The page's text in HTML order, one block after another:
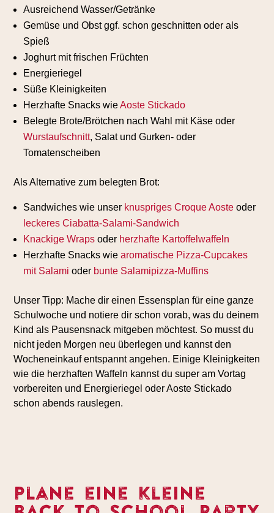
Ausreichend Wasser/Getränke
Gemüse und Obst ggf. schon geschnitten oder als
Spieß
Joghurt mit frischen Früchten
Energieriegel
Süße Kleinigkeiten
Herzhafte Snacks wieAoste Stickado
Belegte Brote/Brötchen nach Wahl mit Käse oder
Wurstaufschnitt, Salat und Gurken- oder
Tomatenscheiben
Als Alternative zum belegten Brot:
Sandwiches wie unser knuspriges Croque Aoste oder
leckeres Ciabatta-Salami-Sandwich
Knackige Wraps oder herzhafte Kartoffelwaffeln
Herzhafte Snacks wiearomatische Pizza-Cupcakes
mit Salami oder bunte Salamipizza-Muffins
Unser Tipp: Mache dir einen Essensplan für eine ganze
Schulwoche und notiere dir schon vorab, was du deinem
Kind als Pausensnack mitgeben möchtest. So musst du
nicht jeden Morgen neu überlegen und kannst den
Wocheneinkauf entspannt angehen. Einige Kleinigkeiten
wie die herzhaften Waffeln kannst du super am Vortag
vorbereiten und Energieriegel oder Aoste Stickado
schon abends rauslegen.
Plane eine kleine